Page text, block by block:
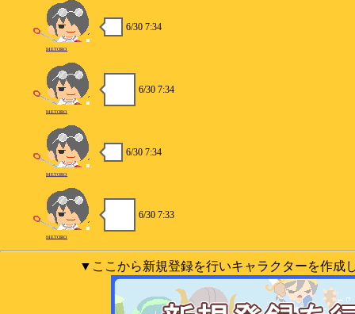
6/30 7:34
METORO
6/30 7:34
METORO
6/30 7:34
METORO
6/30 7:33
METORO
▼ここから新規登録を行いキャラクターを作成